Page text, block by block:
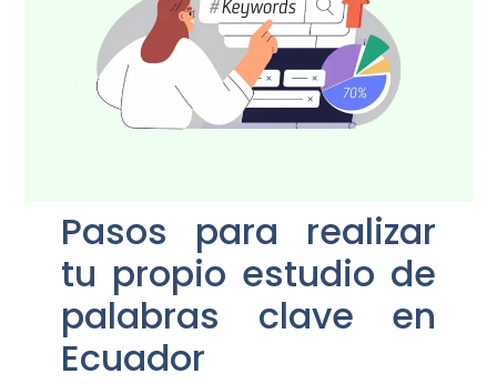
Pasos para realizar
tu propio estudio de
palabras clave en
Ecuador